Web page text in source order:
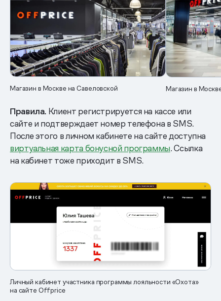
Магазин в Москве на Савеловской Магазин в
Правила. Клиент регистрируется на кассе или
сайте и подтверждает номер телефона в SMS.
После этого в личном кабинете на сайте доступна
виртуальная карта бонусной программы. Ссылка
на кабинет тоже приходит в SMS.
Личный кабинет участника программы лояльности «Охота»
на сайте Offprice